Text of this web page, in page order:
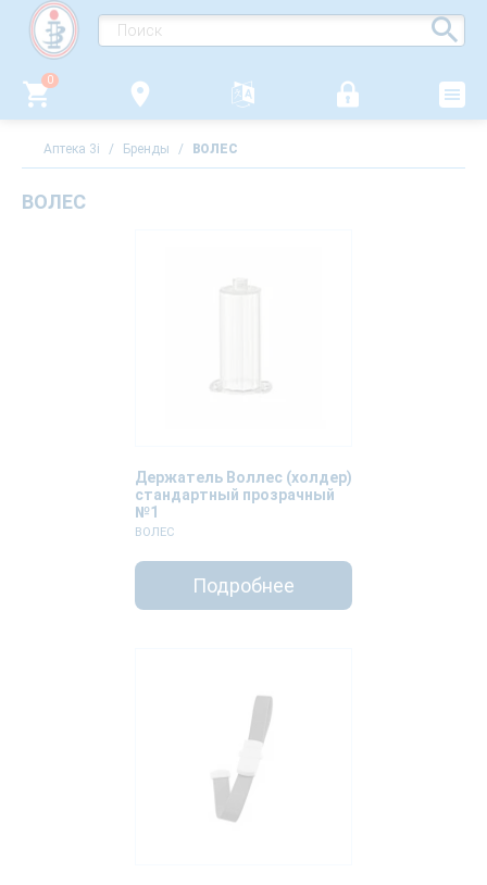
0
Аптека 3i / Бренды / ВОЛЕС
ВОЛЕС
Держатель Воллес (холдер)
стандартный прозрачный
№1
ВОЛЕС
Подробнее